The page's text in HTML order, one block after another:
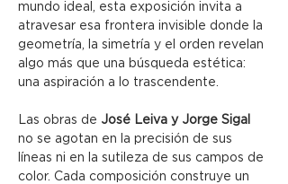
mundo ideal, esta exposición invita a
atravesar esa frontera invisible donde la
geometría, la simetría y el orden revelan
algo más que una búsqueda estética:
una aspiración a lo trascendente.
Las obras de José Leiva y Jorge Sigal
no se agotan en la precisión de sus
líneas ni en la sutileza de sus campos de
color. Cada composición construye un